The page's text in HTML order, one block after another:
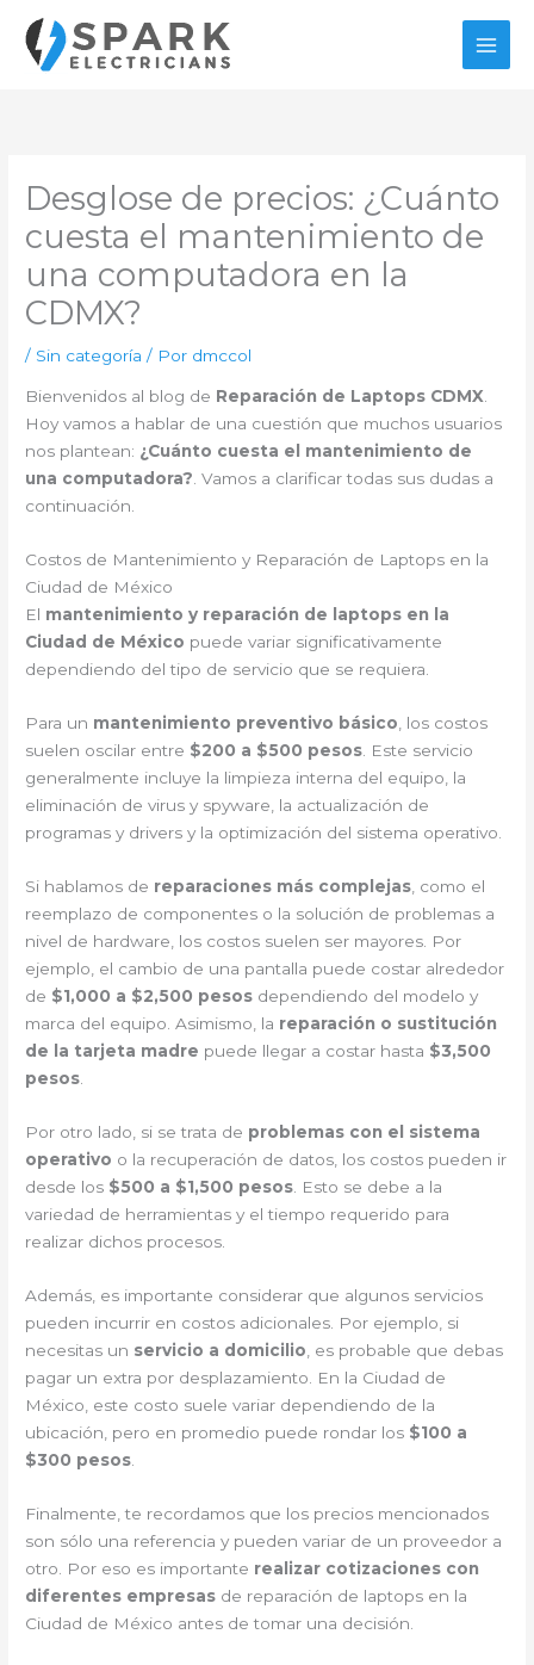
contenido
Desglose de precios: ¿Cuánto
cuesta el mantenimiento de
una computadora en la
CDMX?
/ Sin categoría / Por dmccol
Bienvenidos al blog de Reparación de Laptops CDMX.
Hoy vamos a hablar de una cuestión que muchos usuarios
nos plantean: ¿Cuánto cuesta el mantenimiento de
una computadora?. Vamos a clarificar todas sus dudas a
continuación.
Costos de Mantenimiento y Reparación de Laptops en la
Ciudad de México
El mantenimiento y reparación de laptops en la
Ciudad de México puede variar significativamente
dependiendo del tipo de servicio que se requiera.
Para un mantenimiento preventivo básico , los costos
suelen oscilar entre $200 a $500 pesos . Este servicio
generalmente incluye la limpieza interna del equipo, la
eliminación de virus y spyware, la actualización de
programas y drivers y la optimización del sistema operativo.
Si hablamos de reparaciones más complejas , como el
reemplazo de componentes o la solución de problemas a
nivel de hardware, los costos suelen ser mayores. Por
ejemplo, el cambio de una pantalla puede costar alrededor
de $1,000 a $2,500 pesos dependiendo del modelo y
marca del equipo. Asimismo, la reparación o sustitución
de la tarjeta madre puede llegar a costar hasta $3,500
pesos
Por otro lado, si se trata de problemas con el sistema
operativo o la recuperación de datos, los costos pueden ir
desde los $500 a $1,500 pesos . Esto se debe a la
variedad de herramientas y el tiempo requerido para
realizar dichos procesos.
Además, es importante considerar que algunos servicios
pueden incurrir en costos adicionales. Por ejemplo, si
necesitas un servicio a domicilio , es probable que debas
pagar un extra por desplazamiento. En la Ciudad de
México, este costo suele variar dependiendo de la
ubicación, pero en promedio puede rondar los $100 a
$300 pesos
Finalmente, te recordamos que los precios mencionados
son sólo una referencia y pueden variar de un proveedor a
otro. Por eso es importante realizar cotizaciones con
diferentes empresas de reparación de laptops en la
Ciudad de México antes de tomar una decisión.